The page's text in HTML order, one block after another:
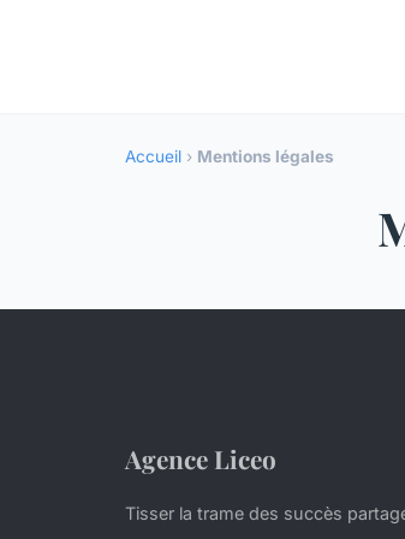
Accueil › Mentions légales
Agence Liceo
Tisser la trame des succès